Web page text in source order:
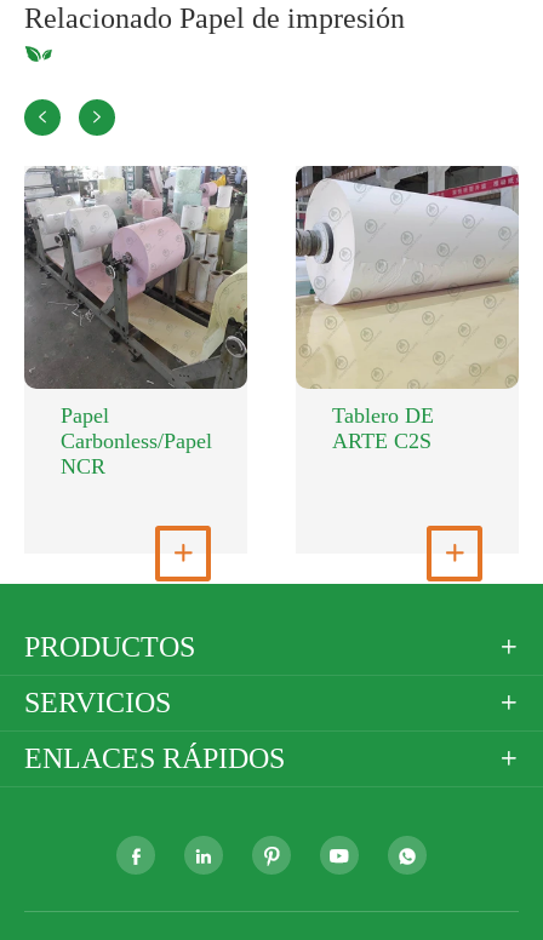
Relacionado Papel de impresión
 
Papel
Carbonless/Papel
NCR
Ver más

Tablero DE
ARTE C2S
Ver más

PRODUCTOS 
SERVICIOS 
ENLACES RÁPIDOS 
    